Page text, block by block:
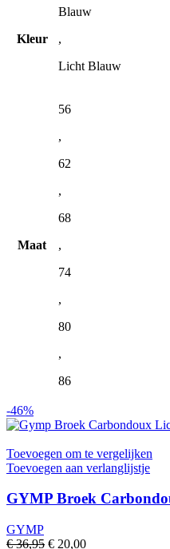
Deze
worden
Kleur
Blauw
,
Licht Blauw
Maat
56
,
62
,
68
,
74
,
80
,
86
-46%
Toevoegen om te vergelijken
Toevoegen aan verlanglijstje
GYMP Broek
GYMP
€36,95 Oorspronkelijke
€ 20,00Huidige